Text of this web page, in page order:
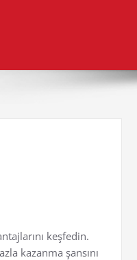
keşfedin.
kazanma şansını